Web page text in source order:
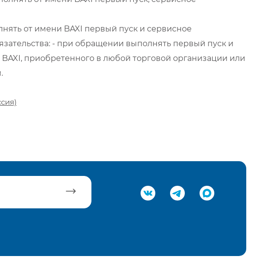
от имени BAXI первый пуск и сервисное
- при обращении выполнять первый пуск и
приобретенного в любой торговой организации или